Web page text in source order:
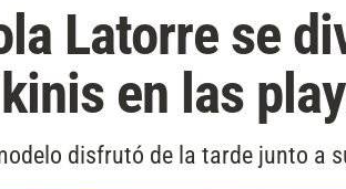
Latorre se
en las
disfrutó de la tarde junto a